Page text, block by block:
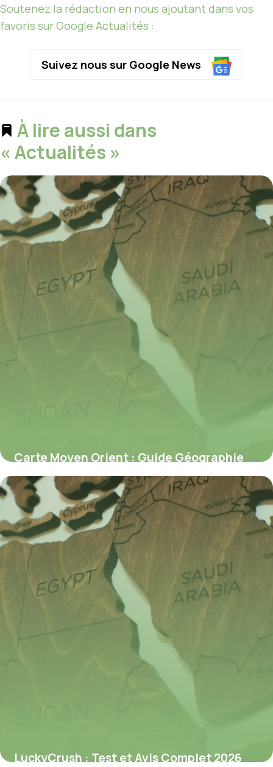
Soutenez la rédaction en nous ajoutant dans vos
favoris sur Google Actualités :
Suivez nous sur Google News
À lire aussi dans
« Actualités »
Carte Moyen Orient : Guide Géographie
2026
10 juillet 2026
LuckyCrush : Test et Avis Complet 2026